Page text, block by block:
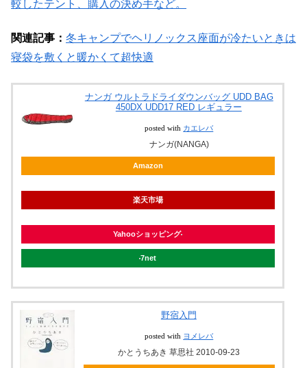
較したテント、購入の決め手など。
関連記事： 冬キャンプでヘリノックス座面が冷たいときは
寝袋を敷くと暖かくて超快適
ナンガ ウルトラドライダウンバッグ UDD BAG
450DX UDD17 RED レギュラー
posted with カエレバ
ナンガ(NANGA)
Amazon
楽天市場
Yahooショッピング
7net
野宿入門
posted with ヨメレバ
かとうちあき 草思社 2010-09-23